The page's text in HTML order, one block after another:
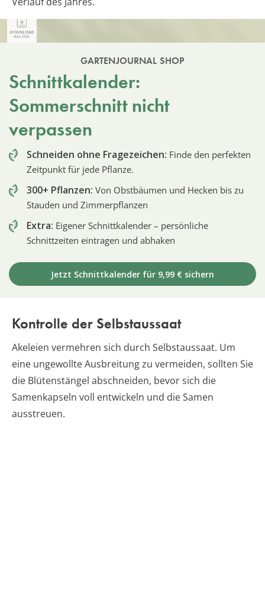
GARTENJOURNAL SHOP
Schnittkalender:
Sommerschnitt nicht
verpassen
Schneiden ohne Fragezeichen: Finde den perfekten
Zeitpunkt für jede Pflanze.
300+ Pflanzen: Von Obstbäumen und Hecken bis zu
Stauden und Zimmerpflanzen
Extra: Eigener Schnittkalender – persönliche
Schnittzeiten eintragen und abhaken
Jetzt Schnittkalender für 9,99 € sichern
Kontrolle der Selbstaussaat
Akeleien vermehren sich durch Selbstaussaat. Um
eine ungewollte Ausbreitung zu vermeiden, sollten Sie
die Blütenstängel abschneiden, bevor sich die
Samenkapseln voll entwickeln und die Samen
ausstreuen.